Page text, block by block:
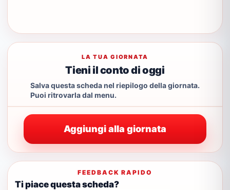
LA TUA GIORNATA
Tieni il conto di oggi
Salva questa scheda nel riepilogo della giornata.
Puoi ritrovarla dal menu.
Aggiungi alla giornata
FEEDBACK RAPIDO
Ti piace questa scheda?